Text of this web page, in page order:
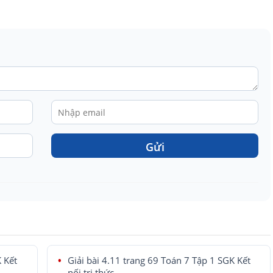
Gửi
Kết
Giải bài 4.11 trang 69 Toán 7 Tập 1 SGK Kết